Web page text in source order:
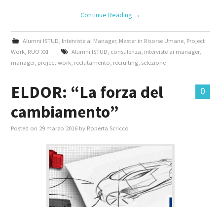
Continue Reading →
Alumni ISTUD Interviste ai Manager, Master in Risorse Umane, Project
Work RUO XXI Alumni ISTUD consulenza interviste ai manager,
manager, project work reclutamento recruiting selezione
0
ELDOR: “La forza del
cambiamento”
Posted on 29 marzo 2016 by Roberta Scricco